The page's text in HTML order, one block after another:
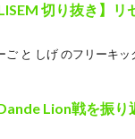
切り抜き】
ご と しげ のフリーキ
Lion戦を振